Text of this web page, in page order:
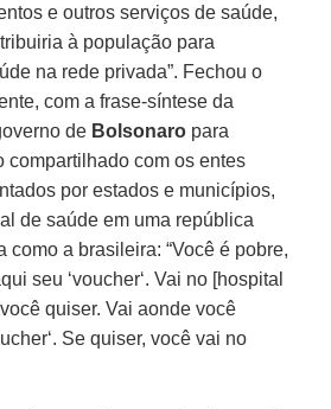
e outros serviços de saúde,
à população para
na rede privada”. Fechou o
com a frase-síntese da
de Bolsonaro para
compartilhado com os entes
por estados e municípios,
de saúde em uma república
como a brasileira: “Você é pobre,
seu ‘voucher‘. Vai no [hospital
quiser. Vai aonde você
Se quiser, você vai no